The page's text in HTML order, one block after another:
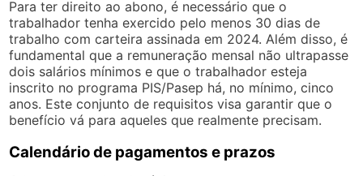
Para ter direito ao abono, é necessário que o
trabalhador tenha exercido pelo menos 30 dias de
trabalho com carteira assinada em 2024. Além disso, é
fundamental que a remuneração mensal não ultrapasse
dois salários mínimos e que o trabalhador esteja
inscrito no programa PIS/Pasep há, no mínimo, cinco
anos. Este conjunto de requisitos visa garantir que o
benefício vá para aqueles que realmente precisam.
Calendário de pagamentos e prazos